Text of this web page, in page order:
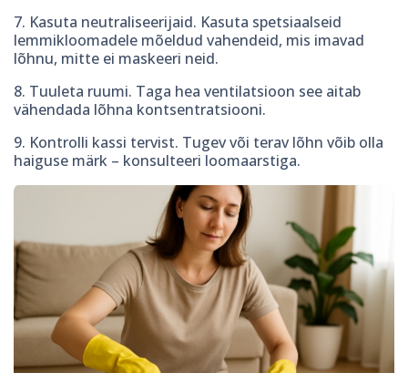
7. Kasuta neutraliseerijaid. Kasuta spetsiaalseid
lemmikloomadele mõeldud vahendeid, mis imavad
lõhnu, mitte ei maskeeri neid.
8. Tuuleta ruumi. Taga hea ventilatsioon see aitab
vähendada lõhna kontsentratsiooni.
9. Kontrolli kassi tervist. Tugev või terav lõhn võib olla
haiguse märk – konsulteeri loomaarstiga.